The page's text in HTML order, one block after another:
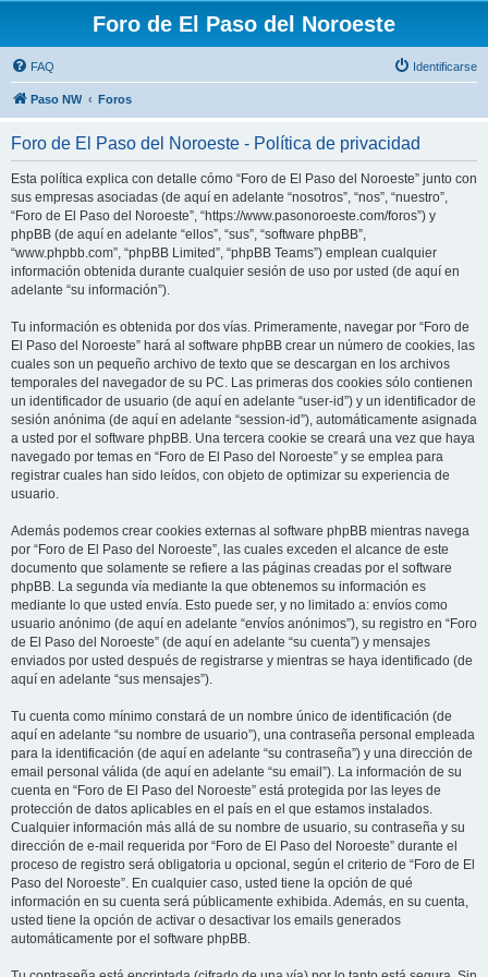
Foro de El Paso del Noroeste
FAQ Identificarse
Paso NW Foros
Foro de El Paso del Noroeste - Política de privacidad
Esta política explica con detalle cómo “Foro de El Paso del Noroeste” junto con
sus empresas asociadas (de aquí en adelante “nosotros”, “nos”, “nuestro”,
“Foro de El Paso del Noroeste”, “https://www.pasonoroeste.com/foros”) y
phpBB (de aquí en adelante “ellos”, “sus”, “software phpBB”,
“www.phpbb.com”, “phpBB Limited”, “phpBB Teams”) emplean cualquier
información obtenida durante cualquier sesión de uso por usted (de aquí en
adelante “su información”).
Tu información es obtenida por dos vías. Primeramente, navegar por “Foro de
El Paso del Noroeste” hará al software phpBB crear un número de cookies, las
cuales son un pequeño archivo de texto que se descargan en los archivos
temporales del navegador de su PC. Las primeras dos cookies sólo contienen
un identificador de usuario (de aquí en adelante “user-id”) y un identificador de
sesión anónima (de aquí en adelante “session-id”), automáticamente asignada
a usted por el software phpBB. Una tercera cookie se creará una vez que haya
navegado por temas en “Foro de El Paso del Noroeste” y se emplea para
registrar cuales han sido leídos, con objeto de optimizar su experiencia de
usuario.
Además podemos crear cookies externas al software phpBB mientras navega
por “Foro de El Paso del Noroeste”, las cuales exceden el alcance de este
documento que solamente se refiere a las páginas creadas por el software
phpBB. La segunda vía mediante la que obtenemos su información es
mediante lo que usted envía. Esto puede ser, y no limitado a: envíos como
usuario anónimo (de aquí en adelante “envíos anónimos”), su registro en “Foro
de El Paso del Noroeste” (de aquí en adelante “su cuenta”) y mensajes
enviados por usted después de registrarse y mientras se haya identificado (de
aquí en adelante “sus mensajes”).
Tu cuenta como mínimo constará de un nombre único de identificación (de
aquí en adelante “su nombre de usuario”), una contraseña personal empleada
para la identificación (de aquí en adelante “su contraseña”) y una dirección de
email personal válida (de aquí en adelante “su email”). La información de su
cuenta en “Foro de El Paso del Noroeste” está protegida por las leyes de
protección de datos aplicables en el país en el que estamos instalados.
Cualquier información más allá de su nombre de usuario, su contraseña y su
dirección de e-mail requerida por “Foro de El Paso del Noroeste” durante el
proceso de registro será obligatoria u opcional, según el criterio de “Foro de El
Paso del Noroeste”. En cualquier caso, usted tiene la opción de qué
información en su cuenta será públicamente exhibida. Además, en su cuenta,
usted tiene la opción de activar o desactivar los emails generados
automáticamente por el software phpBB.